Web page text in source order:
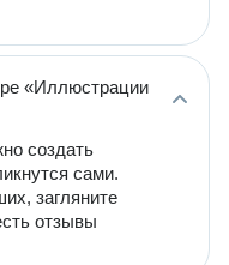
«Иллюстрации
создать
сами.
загляните
отзывы